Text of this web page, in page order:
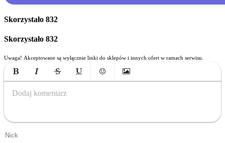
Skorzystało 832
Skorzystało 832
Uwaga! Akceptowane są wyłącznie linki do sklepów i innych ofert w ramach serwisu.
Bold Italic Strikethrough
UnderlineEmoticonsInsert Image
Dodaj komentarz